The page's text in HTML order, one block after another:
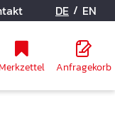
DE / EN
Merkzettel Anfragekorb